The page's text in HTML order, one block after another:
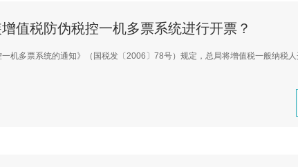
值税防伪税控一机多票系统进行开票？
机多票系统的通知》（国税发〔2006〕78号）规定，总局将增值税一般纳税